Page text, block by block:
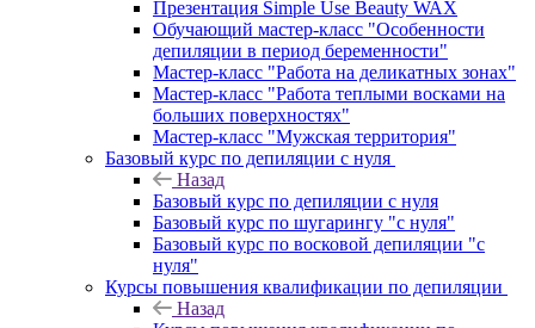
Презентация Simple Use Beauty WAX
Обучающий мастер-класс "Особенности
депиляции в период беременности"
Мастер-класс "Работа на деликатных зонах"
Мастер-класс "Работа теплыми восками на
больших поверхностях"
Мастер-класс "Мужская территория"
Базовый курс по депиляции с нуля
Назад
Базовый курс по депиляции с нуля
Базовый курс по шугарингу "с нуля"
Базовый курс по восковой депиляции "с
нуля"
Курсы повышения квалификации по депиляции
Назад